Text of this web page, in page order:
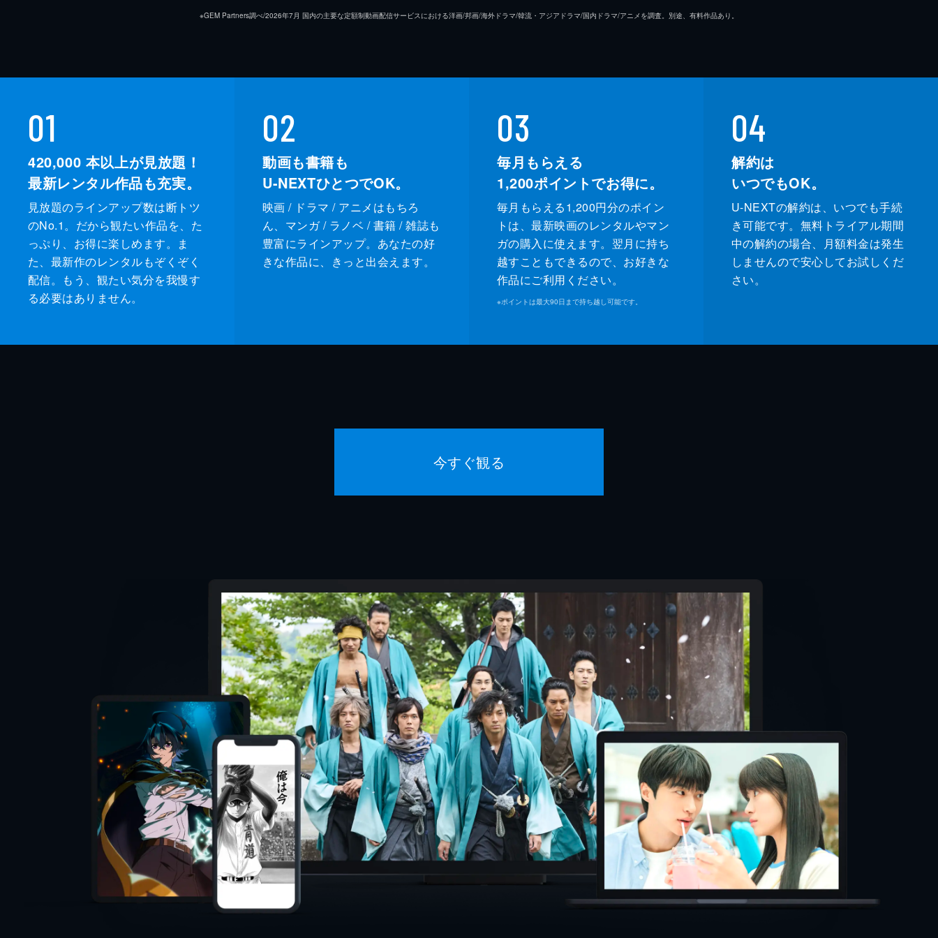
※GEM Partners調べ/2026年7⽉ 国内の主要な定額制動画配信サービスにおける洋画/邦画/海外ドラマ/韓流・アジアドラマ/国内ドラマ/アニメを調査。別途、有料作品あり。
01
420,000 本以上が見放題！
最新レンタル作品も充実。
見放題のラインアップ数は断トツ
のNo.1。だから観たい作品を、た
っぷり、お得に楽しめます。ま
た、最新作のレンタルもぞくぞく
配信。もう、観たい気分を我慢す
る必要はありません。
02
動画も書籍も
U-NEXTひとつでOK。
映画 / ドラマ / アニメはもちろ
ん、マンガ / ラノベ / 書籍 / 雑誌も
豊富にラインアップ。あなたの好
きな作品に、きっと出会えます。
03
毎月もらえる
1,200ポイントでお得に。
毎月もらえる1,200円分のポイン
トは、最新映画のレンタルやマン
ガの購入に使えます。翌月に持ち
越すこともできるので、お好きな
作品にご利用ください。
※ポイントは最大90日まで持ち越し可能です。
04
解約は
いつでもOK。
U-NEXTの解約は、いつでも手続
き可能です。無料トライアル期間
中の解約の場合、月額料金は発生
しませんので安心してお試しくだ
さい。
今すぐ観る